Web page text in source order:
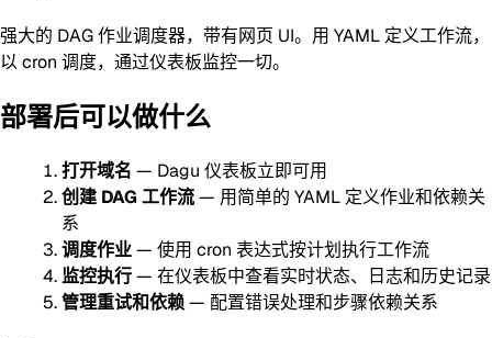
强大的 DAG 作业调度器，带有网页 UI。用 YAML 定义工作流，
以 cron 调度，通过仪表板监控一切。
部署后可以做什么
打开域名 — Dagu 仪表板立即可用
创建 DAG 工作流— 用简单的 YAML 定义作业和依赖关
系
调度作业— 使用 cron 表达式按计划执行工作流
监控执行— 在仪表板中查看实时状态、日志和历史记录
管理重试和依赖— 配置错误处理和步骤依赖关系